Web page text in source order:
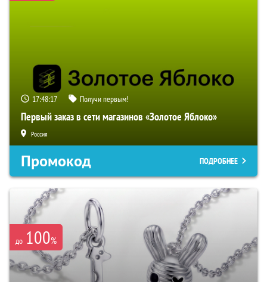
17:48:16 Получи первым!
Первый заказ в сети магазинов «Золотое Яблоко»
Россия
Промокод ПОДРОБНЕЕ
до 100%